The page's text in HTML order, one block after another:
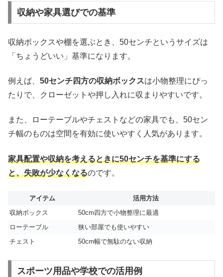
収納や家具選びでの基準
収納ボックスや棚を選ぶとき、50センチというサイズは
「ちょうどいい」基準になります。
例えば、 50センチ四方の収納ボックスは小物整理にぴっ
たりで、クローゼットや押し入れに収まりやすいです。
また、ローテーブルやチェストなどの家具でも、50セン
チ幅のものは空間を有効に使いやすく人気があります。
家具配置や収納を考えるときに50センチを基準にする
と、失敗が少なくなるのです。
アイテム
活用方法
収納ボックス
50cm四方で小物整理に最適
ローテーブル
狭い部屋でも使いやすい
チェスト
50cm幅で無駄のない収納
スポーツ用品や学校での活用例